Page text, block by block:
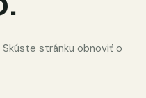
Skúste stránku obnoviť o